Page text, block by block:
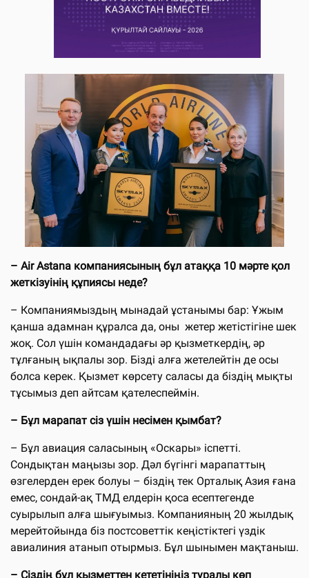
– Air Astana компаниясының бұл атаққа 10 мәрте қол
жеткізуінің құпиясы неде?
– Компаниямыздың мынадай ұстанымы бар: Ұжым
қанша адамнан құралса да, оны жетер жетістігіне шек
жоқ. Сол үшін командадағы әр қызметкердің, әр
тұлғаның ықпалы зор. Бізді алға жетелейтін де осы
болса керек. Қызмет көрсету саласы да біздің мықты
тұсымыз деп айтсам қателеспеймін.
– Бұл марапат сіз үшін несімен қымбат?
– Бұл авиация саласының «Оскары» іспетті.
Сондықтан маңызы зор. Дәл бүгінгі марапаттың
өзгелерден ерек болуы – біздің тек Орталық Азия ғана
емес, сондай-ақ ТМД елдерін қоса есептегенде
суырылып алға шығуымыз. Компанияның 20 жылдық
мерейтойында біз постсоветтік кеңістіктегі үздік
авиалиния атанып отырмыз. Бұл шынымен мақтаныш.
– Сіздің бұл қызметтен кететініңіз туралы көп